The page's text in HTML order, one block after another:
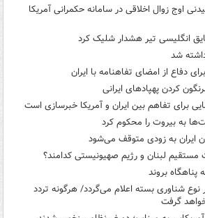
اوج زوال اخلاقی در سامانه حکمرانی آمریکا
انگلیسی تیر هشدار شلیک کرد
شد
دفاع از امضای تفاهنامه با ایران
کردن پهپادهای ایرانی
برای تفاهم بین ایران و آمریکا خبرسازی است
به بیروت را محکوم کرد
ایران به زودی متوقف می‌شود
بروند
نوع شناوری بسته اعلام می‌گردد/ هرگونه تردد
گرفت